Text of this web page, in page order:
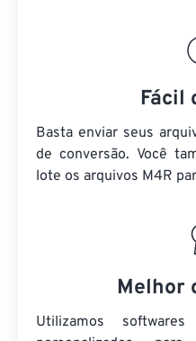
Fácil
Basta enviar seus
de conversão. Você
lote os arquivos M4R
Melhor
Utilizamos